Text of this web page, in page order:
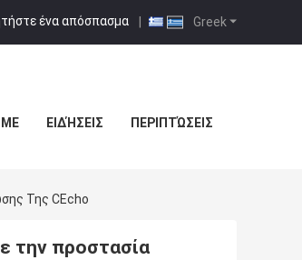
Greek
ένα απόσπασμα |
ΜΕ ΕΙΔΉΣΕΙΣ ΠΕΡΙΠΤΏΣΕΙΣ
Της CEcho
την προστασία